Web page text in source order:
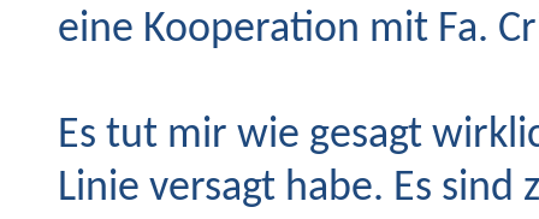
eine Kooperation mit Fa.
Es tut mir wie gesagt
Linie versagt habe. Es